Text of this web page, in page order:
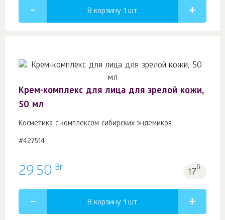
В корзину 1 шт.
Крем-комплекс для лица для зрелой кожи,
50 мл
Косметика с комплексом сибирских эндемиков
#427514
29.50 Br 17б.
В корзину 1 шт.